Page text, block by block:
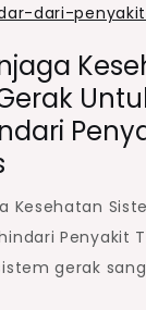
dari-
Kesehatan
Penyakit
gerak